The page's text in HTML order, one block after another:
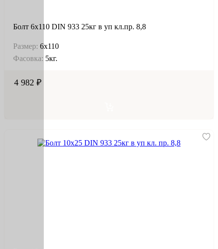
Болт 6х110 DIN 933 25кг в уп кл.пр. 8,8
Размер: 6х110
Фасовка: 5кг.
4 982 ₽